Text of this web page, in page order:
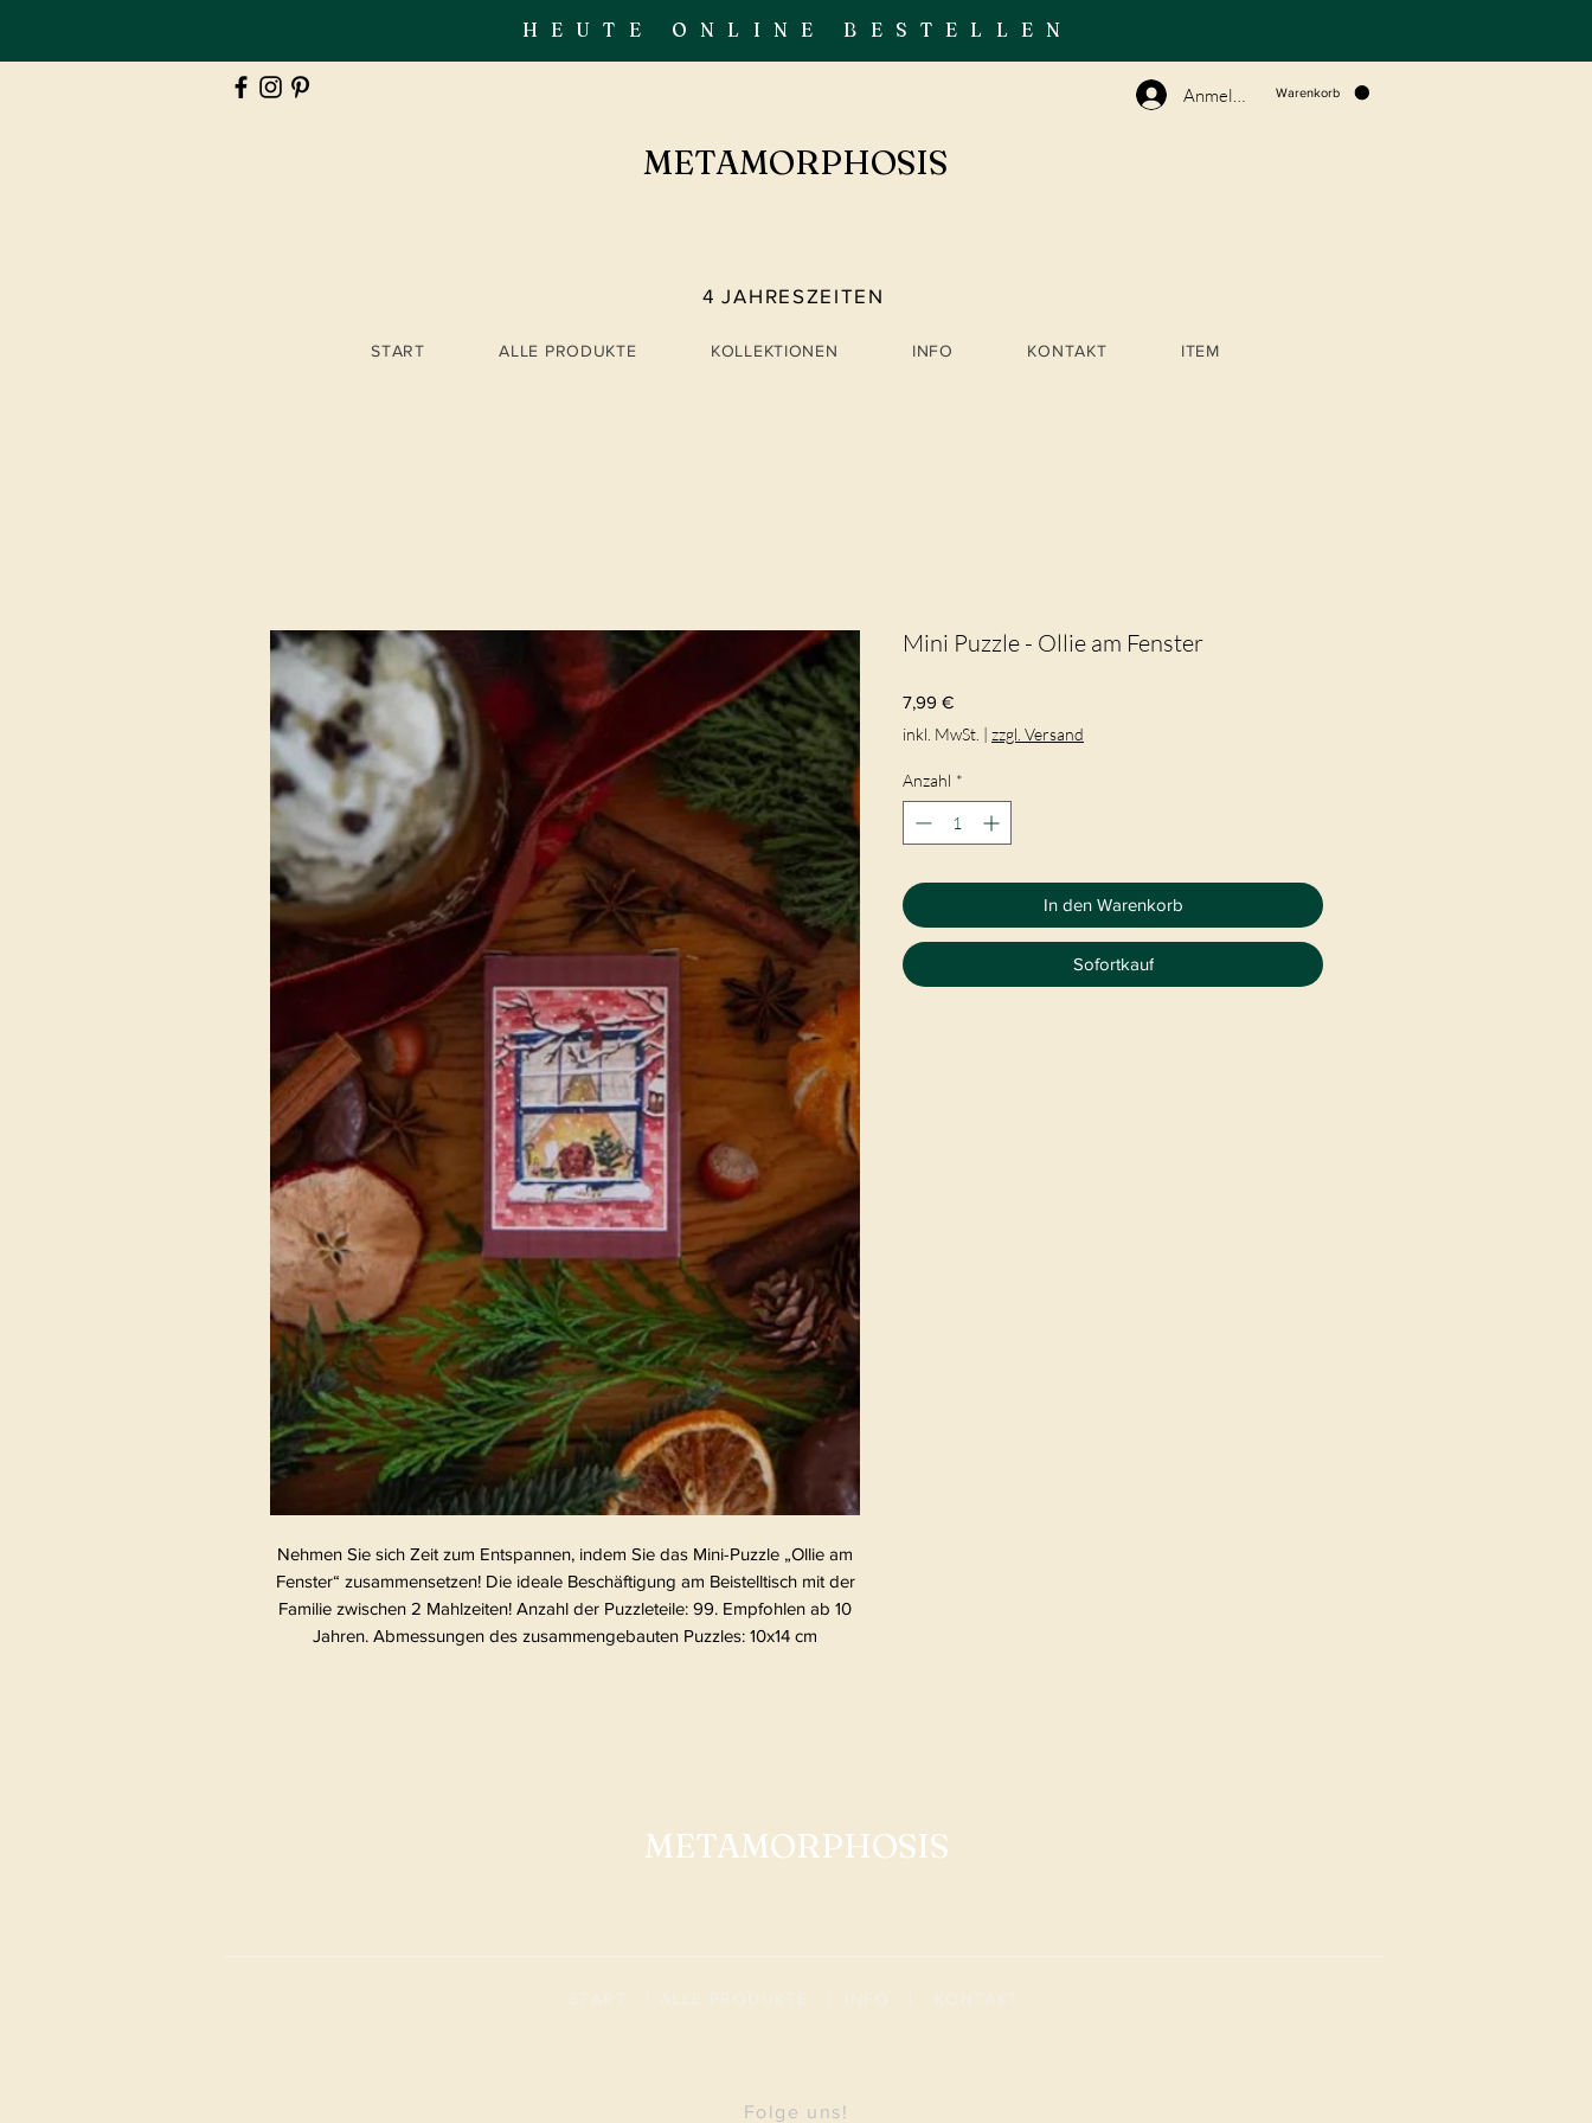
HEUTE ONLINE BESTELLEN
METAMORPHOSIS
Anmelden Warenkorb
4 JAHRESZEITEN
START ALLE PRODUKTE KOLLEKTIONEN INFO KONTAKT ITEM
Nehmen Sie sich Zeit zum Entspannen, indem Sie das Mini-Puzzle „Ollie am
Fenster“ zusammensetzen! Die ideale Beschäftigung am Beistelltisch mit der
Familie zwischen 2 Mahlzeiten! Anzahl der Puzzleteile: 99. Empfohlen ab 10
Jahren. Abmessungen des zusammengebauten Puzzles: 10x14 cm
Mini Puzzle - Ollie am Fenster
7,99 €Preis
inkl. MwSt. | zzgl. Versand
Anzahl *
In den Warenkorb
Sofortkauf
METAMORPHOSIS
Folge uns!